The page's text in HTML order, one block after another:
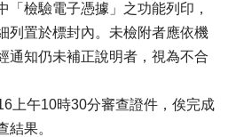
「檢驗電子憑據」之功能列印，
列置於標封內。未檢附者應依機
通知仍未補正說明者，視為不合
上午10時30分審查證件，俟完成
結果。